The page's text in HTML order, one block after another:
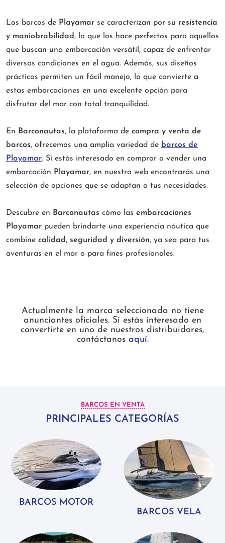
Los barcos de Playamar se caracterizan por su resistencia
y maniobrabilidad , lo que los hace perfectos para aquellos
que buscan una embarcación versátil, capaz de enfrentar
diversas condiciones en el agua. Además, sus diseños
prácticos permiten un fácil manejo, lo que convierte a
estas embarcaciones en una excelente opción para
disfrutar del mar con total tranquilidad.
En Barconautas, la plataforma de compra y venta de
barcos, ofrecemos una amplia variedad de barcos de
Playamar. Si estás interesado en comprar o vender una
embarcación Playamar, en nuestra web encontrarás una
selección de opciones que se adaptan a tus necesidades.
Descubre en Barconautas cómo las embarcaciones
Playamar pueden brindarte una experiencia náutica que
combine calidad, seguridad y diversión, ya sea para tus
aventuras en el mar o para fines profesionales.
Actualmente la marca seleccionada no tiene
anunciantes oficiales. Si estás interesado en
convertirte en uno de nuestros distribuidores,
contáctanos aquí.
BARCOS EN VENTA
PRINCIPALES CATEGORÍAS
BARCOS MOTOR
BARCOS VELA